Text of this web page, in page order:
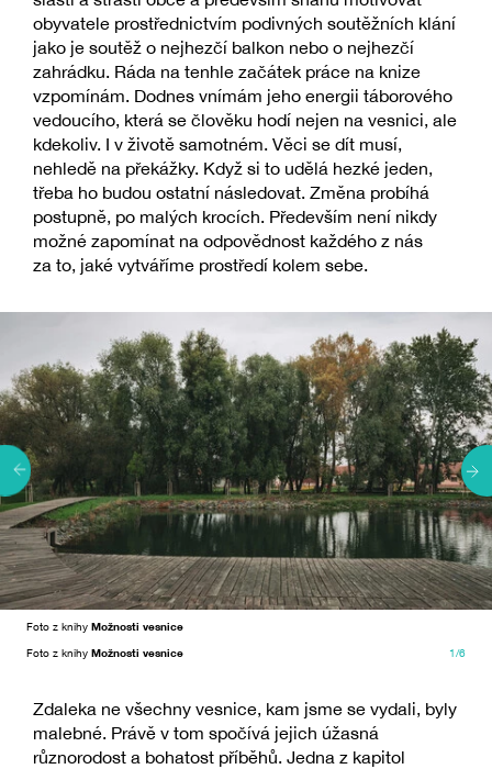
obyvatele prostřednictvím podivných soutěžních klání
jako je soutěž o nejhezčí balkon nebo o nejhezčí
zahrádku. Ráda na tenhle začátek práce na knize
vzpomínám. Dodnes vnímám jeho energii táborového
vedoucího, která se člověku hodí nejen na vesnici, ale
kdekoliv. I v životě samotném. Věci se dít musí,
nehledě na překážky. Když si to udělá hezké jeden,
třeba ho budou ostatní následovat. Změna probíhá
postupně, po malých krocích. Především není nikdy
možné zapomínat na odpovědnost každého z nás
za to, jaké vytváříme prostředí kolem sebe.
Foto z knihy Možnosti vesnice
Foto z knihy Možnosti vesnice 1/6
Zdaleka ne všechny vesnice, kam jsme se vydali, byly
malebné. Právě v tom spočívá jejich úžasná
různorodost a bohatost příběhů. Jedna z kapitol